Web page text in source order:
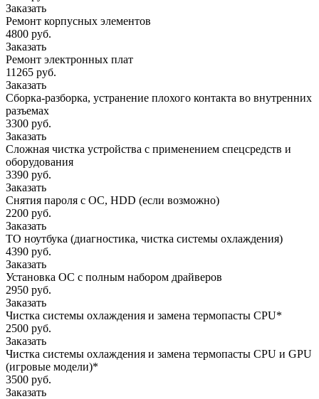
Заказать
Ремонт корпусных элементов
4800 руб.
Заказать
Ремонт электронных плат
11265 руб.
Заказать
Сборка-разборка, устранение плохого контакта во внутренних
разъемах
3300 руб.
Заказать
Сложная чистка устройства с применением спецсредств и
оборудования
3390 руб.
Заказать
Снятия пароля с OC, HDD (если возможно)
2200 руб.
Заказать
ТО ноутбука (диагностика, чистка системы охлаждения)
4390 руб.
Заказать
Установка ОС с полным набором драйверов
2950 руб.
Заказать
Чистка системы охлаждения и замена термопасты CPU*
2500 руб.
Заказать
Чистка системы охлаждения и замена термопасты CPU и GPU
(игровые модели)*
3500 руб.
Заказать